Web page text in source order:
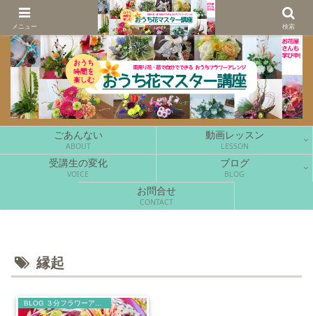
花をもっと手軽に、もっと楽しく。
ごあんない
ABOUT
動画レッスン
LESSON
受講生の変化
VOICE
ブログ
BLOG
お問合せ
CONTACT
縁起
メニュー 検索